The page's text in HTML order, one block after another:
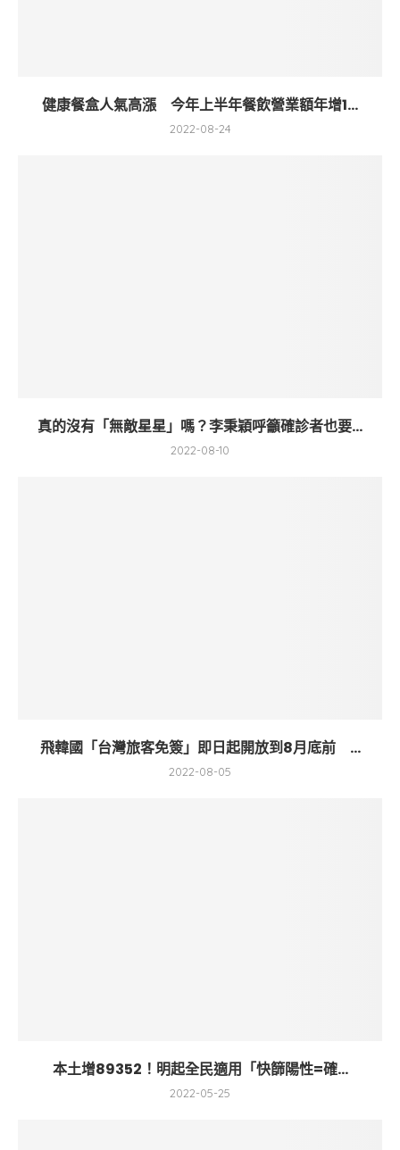
健康餐盒人氣高漲 今年上半年餐飲營業額年增1...
2022-08-24
真的沒有「無敵星星」嗎？李秉穎呼籲確診者也要...
2022-08-10
飛韓國「台灣旅客免簽」即日起開放到8月底前 ...
2022-08-05
本土增89352！明起全民適用「快篩陽性=確...
2022-05-25